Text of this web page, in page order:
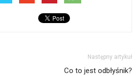
Następny artykuł
Co to jest odbłyśnik?